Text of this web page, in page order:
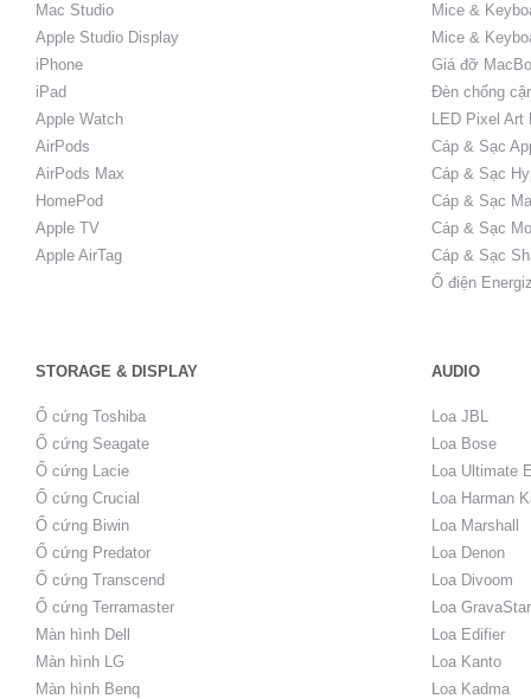
Mac Studio
Apple Studio Display
iPhone
iPad
Apple Watch
AirPods
AirPods Max
HomePod
Apple TV
Apple AirTag
Mice &
Mice &
Giá đỡ
Đèn chống
LED Pixel Art
Cáp & Sạc
Cáp & Sạc
Cáp & Sạc
Cáp & Sạc
Cáp & Sạc
Ổ điện
STORAGE & DISPLAY AUDIO
Ổ cứng Toshiba
Ổ cứng Seagate
Ổ cứng Lacie
Ổ cứng Crucial
Ổ cứng Biwin
Ổ cứng Predator
Ổ cứng Transcend
Ổ cứng Terramaster
Màn hình Dell
Màn hình LG
Màn hình Benq
Loa JBL
Loa Bose
Loa Ultimate
Loa Harman
Loa Marshall
Loa Denon
Loa Divoom
Loa GravaStar
Loa Edifier
Loa Kanto
Loa Kadma